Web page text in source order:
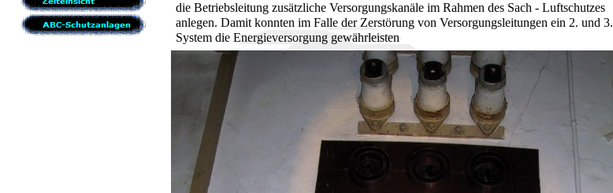
die Betriebsleitung zusätzliche Versorgungskanäle im Rahmen des Sach - Luftschutzes
anlegen. Damit konnten im Falle der Zerstörung von Versorgungsleitungen ein 2. und 3.
System die Energieversorgung gewährleisten